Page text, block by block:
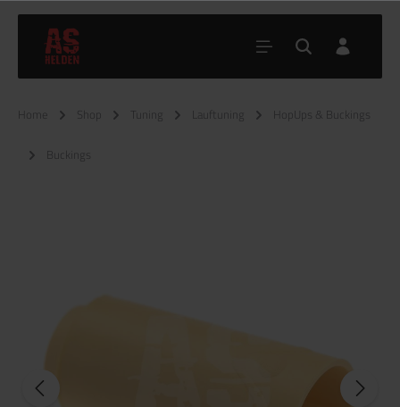
Home Shop Tuning Lauftuning HopUps & Buckings
Buckings